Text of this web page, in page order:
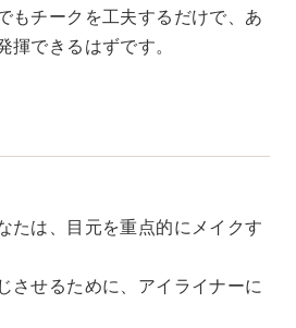
もチークを工夫するだけで、あ
できるはずです。
たは、目元を重点的にメイクす
させるために、アイライナーに